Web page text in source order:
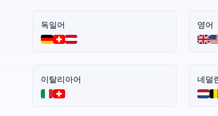
독일어 영어
이탈리아어 네덜